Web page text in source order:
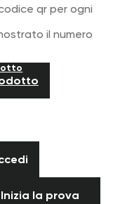
qr per ogni
il numero
Inizia la prova